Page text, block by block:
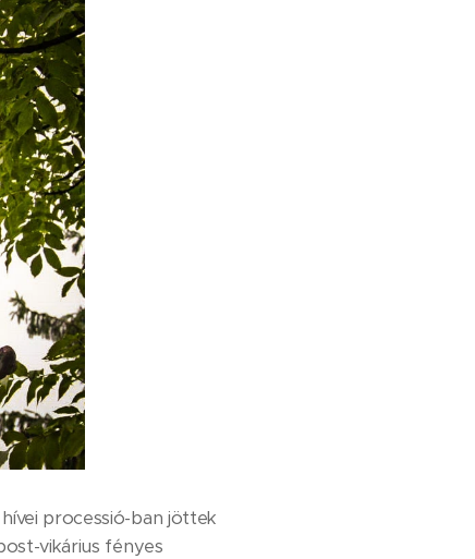
processió-ban jöttek
vikárius fényes